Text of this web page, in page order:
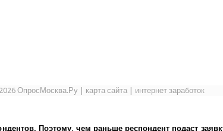
ОпросМосква.Ру| карта сайта| интернет заработок
Поэтому, чем раньше респондент подаст